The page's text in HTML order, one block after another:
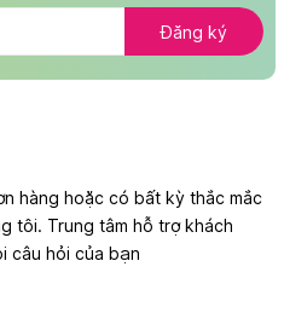
Đăng ký
hàng hoặc có bất kỳ thắc mắc
tôi. Trung tâm hỗ trợ khách
câu hỏi của bạn